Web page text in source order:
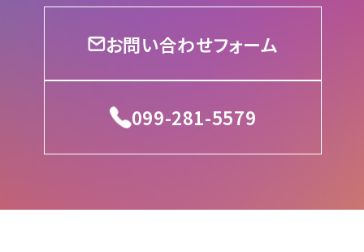
お問い合わせフォーム
099-281-5579